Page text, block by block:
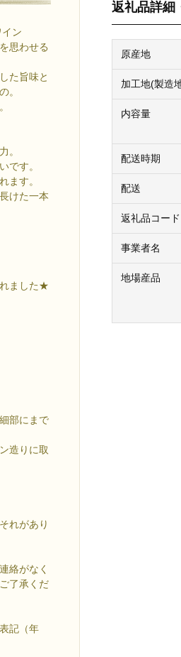
ン
思わせる
た旨味と
。
。
です。
ます。
けた一本
ました★
部にまで
造りに取
れがあり
絡がなく
了承くだ
記（年
返礼品詳細
原産地
加工地(製造
内容量
配送時期
配送
返礼品コード
事業者名
地場産品